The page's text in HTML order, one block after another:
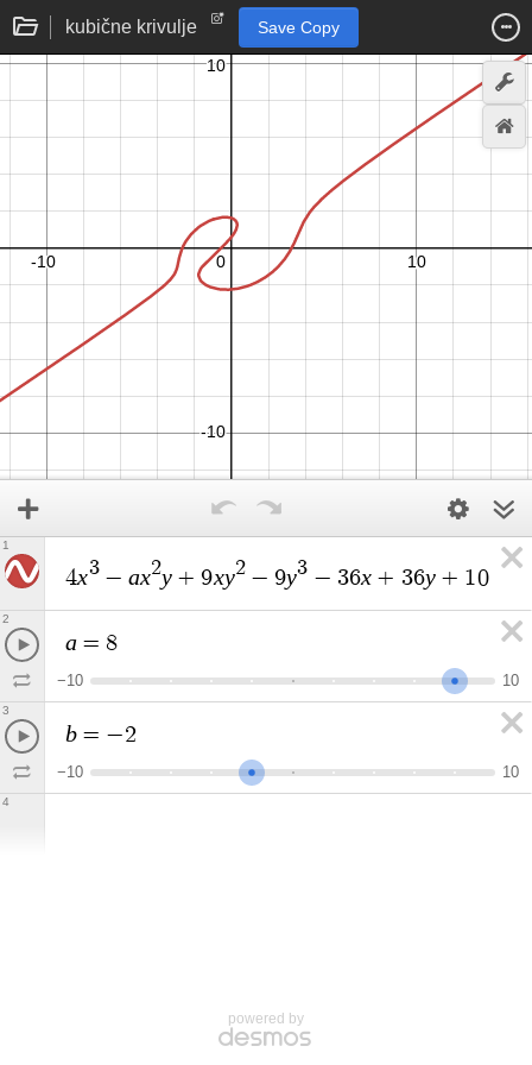
kubične krivulje Save Copy
4x3 − ax2y + 9xy2 − 9y3 − 36x + 36y + 10b
1
a = 8
−10 10
2
b = −2
−10 10
3
4
powered by